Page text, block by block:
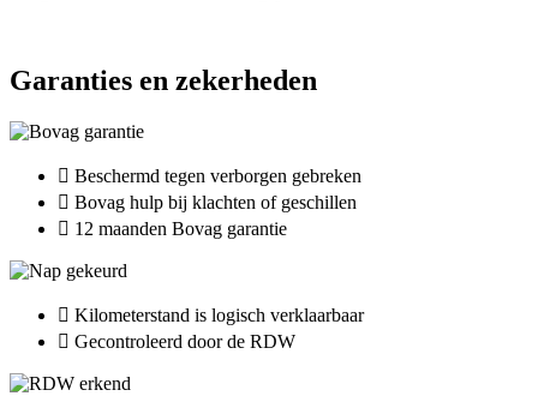
Garanties en zekerheden
Beschermd tegen verborgen gebreken
Bovag hulp bij klachten of geschillen
12 maanden Bovag garantie
Kilometerstand is logisch verklaarbaar
Gecontroleerd door de RDW